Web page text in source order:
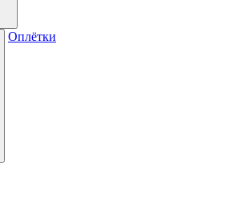
Оплётки